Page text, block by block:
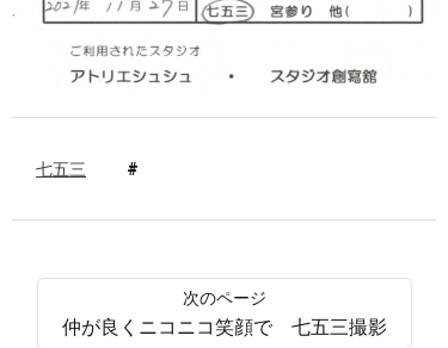
七五三
仲が良くニコニコ笑顔で 七五三撮影